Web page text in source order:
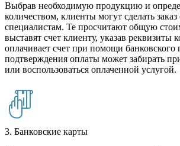
Выбрав необходимую продукцию и
количеством, клиенты могут сделать
специалистам. Те просчитают общую
выставят счет клиенту, указав реквизиты
оплачивает счет при помощи банковского
подтверждения оплаты может забирать
или воспользоваться оплаченной услугой.
3. Банковские карты